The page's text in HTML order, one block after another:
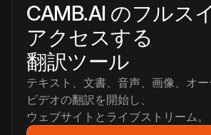
CAMB.AI のフルス
アクセスする
翻訳ツール
テキスト、文書、音声、画像、オー
ビデオの翻訳を開始し、
ウェブサイトとライブストリーム。